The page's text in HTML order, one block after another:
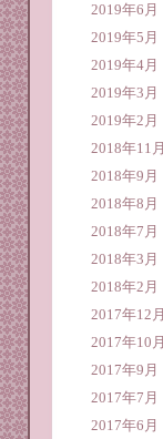
2019年6月
2019年5月
2019年4月
2019年3月
2019年2月
2018年11月
2018年9月
2018年8月
2018年7月
2018年3月
2018年2月
2017年12月
2017年10月
2017年9月
2017年7月
2017年6月